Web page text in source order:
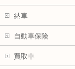
納車
自動車保険
買取車